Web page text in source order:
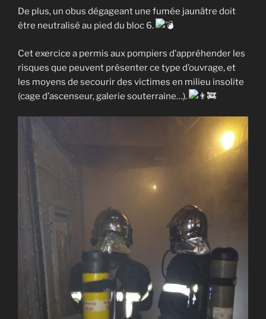
De plus, un obus dégageant une fumée jaunâtre doit
être neutralisé au pied du bloc 6.
Cet exercice a permis aux pompiers d’appréhender les
risques que peuvent présenter ce type d’ouvrage, et
les moyens de secourir des victimes en milieu insolite
(cage d’ascenseur, galerie souterraine…).